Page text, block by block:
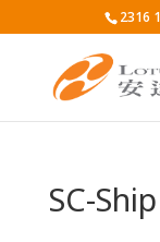
2316
SC-